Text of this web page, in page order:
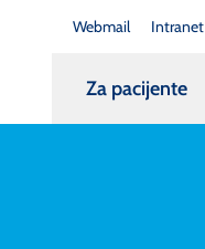
Webmail Intranet
Za pacijente